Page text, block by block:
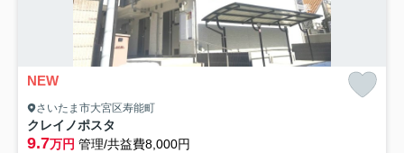
NEW
さいたま市大宮区寿能町
クレイノポスタ
9.7万円 管理/共益費8,000円